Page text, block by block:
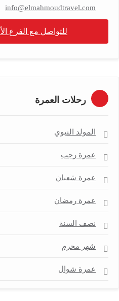
info@elmahmoudtravel.com
للتواصل مع الفرع
رحلات العمرة
المولد النبوي
عمرة رجب
عمرة شعبان
عمرة رمضان
نصف السنة
شهر محرم
عمرة شوال